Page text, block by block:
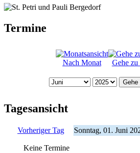
Termine
Nach Monat Gehe
Gehe
Tagesansicht
Vorheriger Tag Sonntag, 01. Juni
Keine Termine